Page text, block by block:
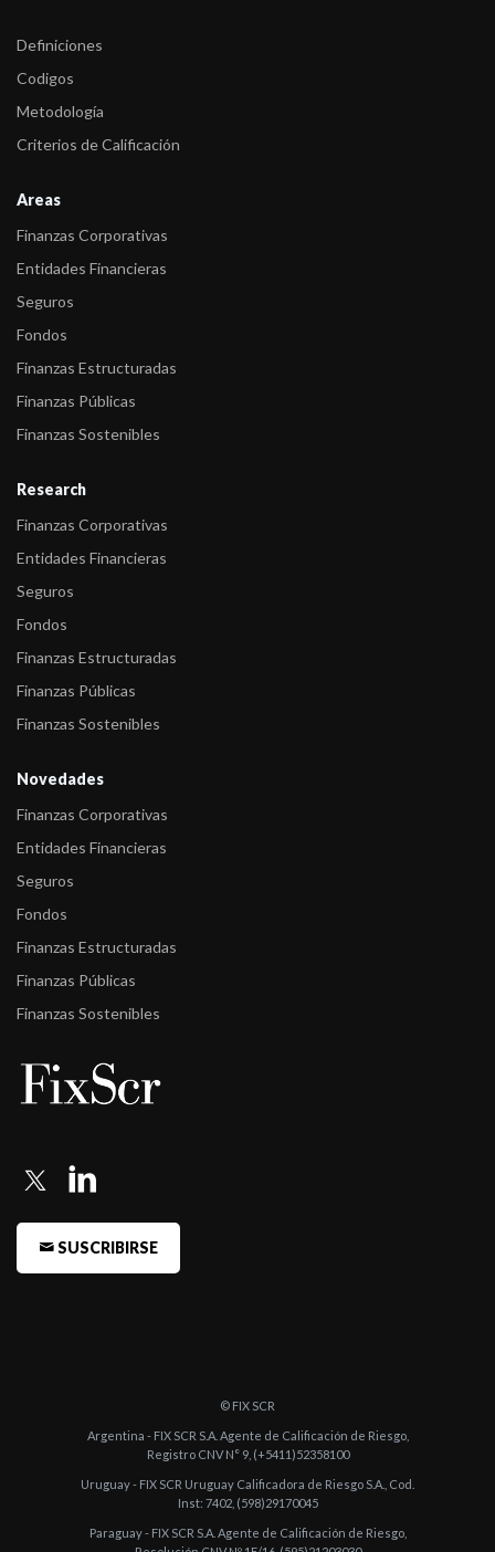
Meranol S ...
-FIX confirmó la calificación de Meranol S.A. en A-(arg)
Definiciones
Codigos
Metodología
Criterios de Calificación
Areas
Finanzas Corporativas
Entidades Financieras
Seguros
Fondos
Finanzas Estructuradas
Finanzas Públicas
Finanzas Sostenibles
Research
Finanzas Corporativas
Entidades Financieras
Seguros
Fondos
Finanzas Estructuradas
Finanzas Públicas
Finanzas Sostenibles
Novedades
Finanzas Corporativas
Entidades Financieras
Seguros
Fondos
Finanzas Estructuradas
Finanzas Públicas
Finanzas Sostenibles
SUSCRIBIRSE
© FIX SCR
Argentina - FIX SCR S.A. Agente de Calificación de Riesgo,
Registro CNV N° 9, (+5411)52358100
Uruguay - FIX SCR Uruguay Calificadora de Riesgo S.A., Cod.
Inst: 7402, (598)29170045
Paraguay - FIX SCR S.A. Agente de Calificación de Riesgo,